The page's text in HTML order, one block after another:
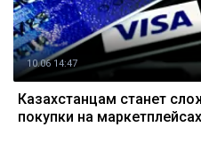
10.06 14:47
Казахстанцам станет
покупки на маркетплейсах